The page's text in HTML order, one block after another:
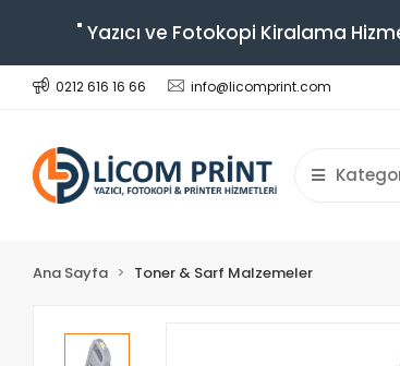
" Yazıcı ve Fotokopi Kiralama
0212 616 16 66 info@licomprint.com
Ana Sayfa Toner & Sarf Malzemeler